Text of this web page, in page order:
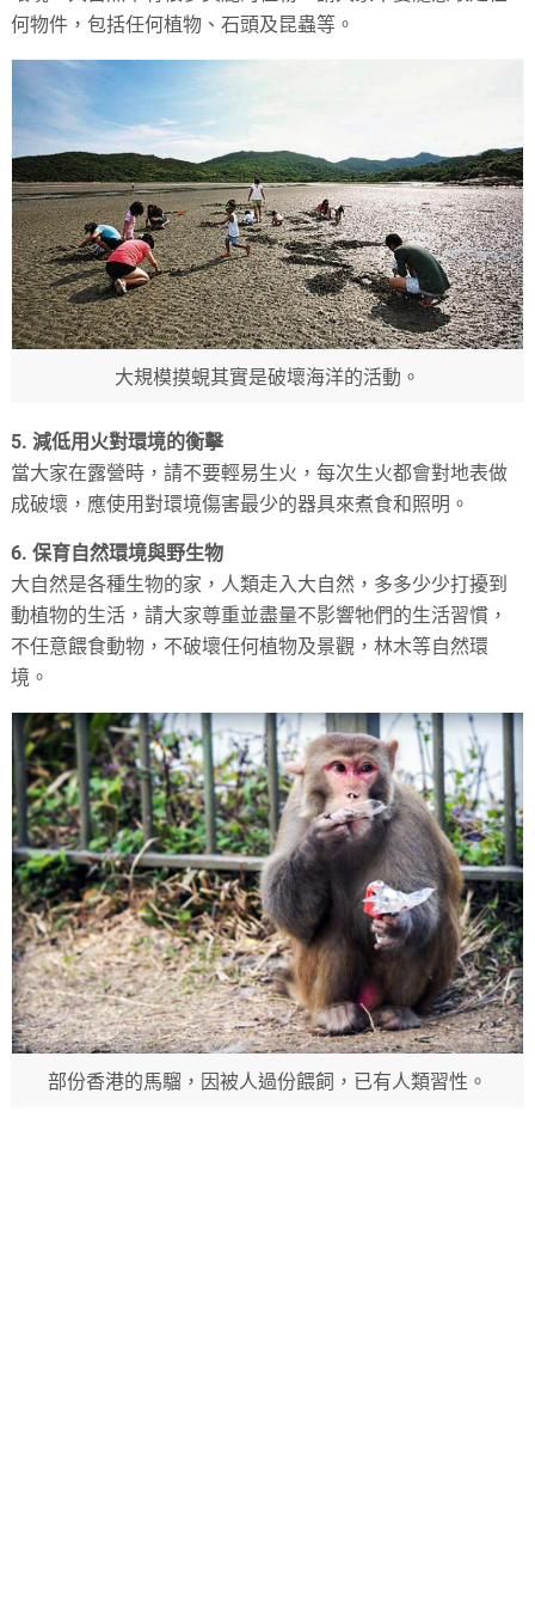
何物件，包括任何植物、石頭及昆蟲等。
大規模摸蜆其實是破壞海洋的活動。
5. 減低用火對環境的衡擊
當大家在露營時，請不要輕易生火，每次生火都會對地表做
成破壞，應使用對環境傷害最少的器具來煮食和照明。
6. 保育自然環境與野生物
大自然是各種生物的家，人類走入大自然，多多少少打擾到
動植物的生活，請大家尊重並盡量不影響牠們的生活習慣，
不任意餵食動物，不破壞任何植物及景觀，林木等自然環
境。
部份香港的馬騮，因被人過份餵飼，已有人類習性。